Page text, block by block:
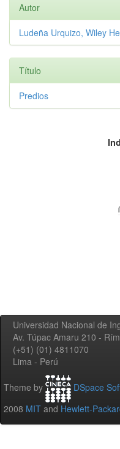
Autor
Ludeña Urquizo, Wiley
Título
Predios
Universidad Nacional de
Av. Túpac Amaru 210 -
(+51) (01) 4811070
Lima - Perú
Theme by DSpace
2008 MIT and Hewlett-